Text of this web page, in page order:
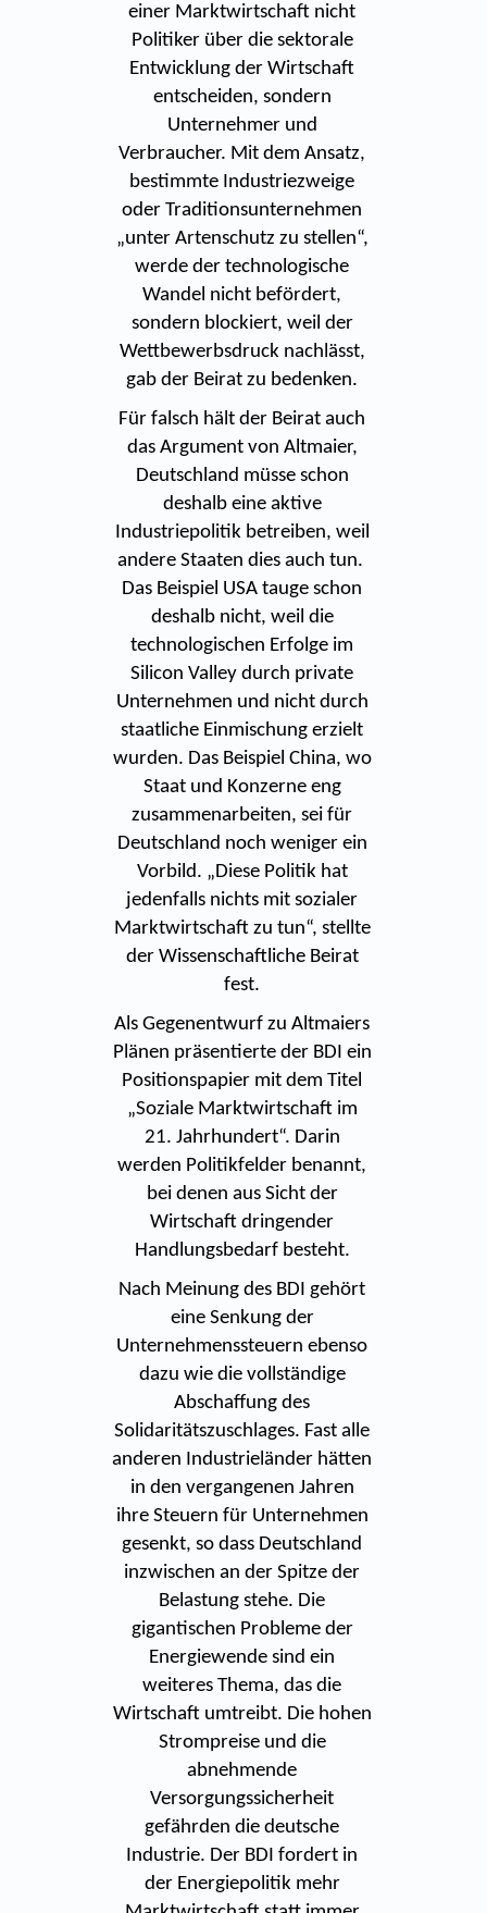
einer Marktwirtschaft nicht
Politiker über die sektorale
Entwicklung der Wirtschaft
entscheiden, sondern
Unternehmer und
Verbraucher. Mit dem Ansatz,
bestimmte Industriezweige
oder Traditionsunternehmen
„unter Artenschutz zu stellen“,
werde der technologische
Wandel nicht befördert,
sondern blockiert, weil der
Wettbewerbsdruck nachlässt,
gab der Beirat zu bedenken.
Für falsch hält der Beirat auch
das Argument von Altmaier,
Deutschland müsse schon
deshalb eine aktive
Industriepolitik betreiben, weil
andere Staaten dies auch tun.
Das Beispiel USA tauge schon
deshalb nicht, weil die
technologischen Erfolge im
Silicon Valley durch private
Unternehmen und nicht durch
staatliche Einmischung erzielt
wurden. Das Beispiel China, wo
Staat und Konzerne eng
zusammenarbeiten, sei für
Deutschland noch weniger ein
Vorbild. „Diese Politik hat
jedenfalls nichts mit sozialer
Marktwirtschaft zu tun“, stellte
der Wissenschaftliche Beirat
fest.
Als Gegenentwurf zu Altmaiers
Plänen präsentierte der BDI ein
Positionspapier mit dem Titel
„Soziale Marktwirtschaft im
21. Jahrhundert“. Darin
werden Politikfelder benannt,
bei denen aus Sicht der
Wirtschaft dringender
Handlungsbedarf besteht.
Nach Meinung des BDI gehört
eine Senkung der
Unternehmenssteuern ebenso
dazu wie die vollständige
Abschaffung des
Solidaritätszuschlages. Fast alle
anderen Industrieländer hätten
in den vergangenen Jahren
ihre Steuern für Unternehmen
gesenkt, so dass Deutschland
inzwischen an der Spitze der
Belastung stehe. Die
gigantischen Probleme der
Energiewende sind ein
weiteres Thema, das die
Wirtschaft umtreibt. Die hohen
Strompreise und die
abnehmende
Versorgungssicherheit
gefährden die deutsche
Industrie. Der BDI fordert in
der Energiepolitik mehr